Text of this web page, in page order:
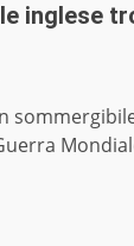
inglese